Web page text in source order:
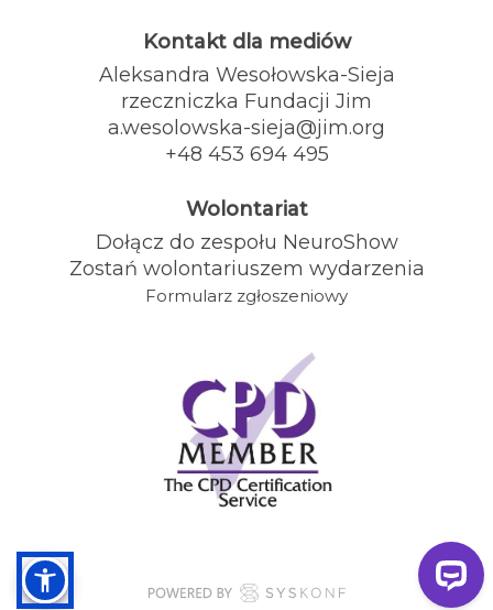
Kontakt dla mediów
Aleksandra Wesołowska-Sieja
rzeczniczka Fundacji Jim
a.wesolowska-sieja@jim.org
+48 453 694 495
Wolontariat
Dołącz do zespołu NeuroShow
Zostań wolontariuszem wydarzenia
Formularz zgłoszeniowy